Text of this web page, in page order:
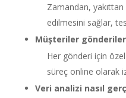
Zamandan,
edilmesini sağlar,
Müşteriler
Her gönderi için
süreç online olarak
Veri analizi nasıl